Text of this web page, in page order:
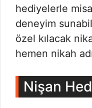
hediyelerle
deneyim
özel kılacak
hemen nikah
Nişan